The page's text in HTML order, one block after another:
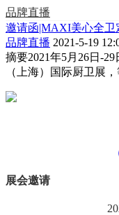
品牌直播
邀请函|MAXI美心全卫
品牌直播 2021-5-19
摘要2021年5月26日-
（上海）国际厨卫展
展会邀请